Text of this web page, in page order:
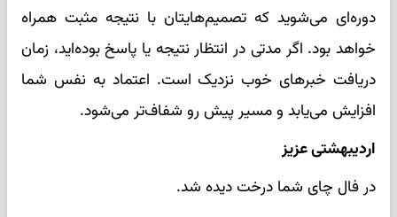
دوره‌ای می‌شوید که تصمیم‌هایتان با نتیجه مثبت همراه
خواهد بود. اگر مدتی در انتظار نتیجه یا پاسخ بوده‌اید، زمان
دریافت خبرهای خوب نزدیک است. اعتماد به نفس شما
افزایش می‌یابد و مسیر پیش رو شفاف‌تر می‌شود.
اردیبهشتی عزیز
در فال چای شما درخت دیده شد.